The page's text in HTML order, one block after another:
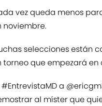
vez queda menos
noviembre.
selecciones están
torneo que empezará
#EntrevistaMDa
al míster que